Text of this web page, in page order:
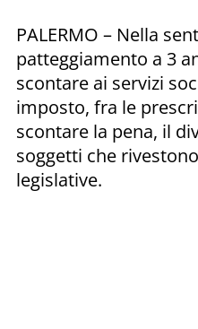
PALERMO – Nella
patteggiamento a 3
scontare ai servizi
imposto, fra le
scontare la pena, il
soggetti che
legislative.